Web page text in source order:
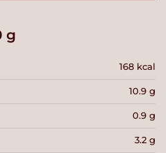
g
168 kcal
10.9 g
0.9 g
3.2 g